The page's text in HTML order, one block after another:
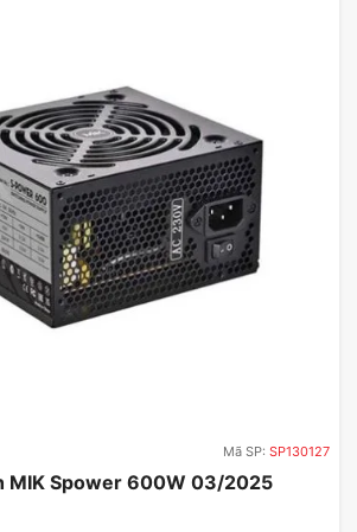
Mã SP: SP130127
MIK Spower 600W 03/2025